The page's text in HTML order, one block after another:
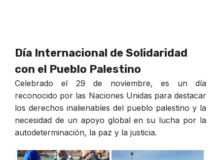
Día Internacional de Solidaridad
con el Pueblo Palestino
Celebrado el 29 de noviembre, es un día
reconocido por las Naciones Unidas para destacar
los derechos inalienables del pueblo palestino y la
necesidad de un apoyo global en su lucha por la
autodeterminación, la paz y la justicia.